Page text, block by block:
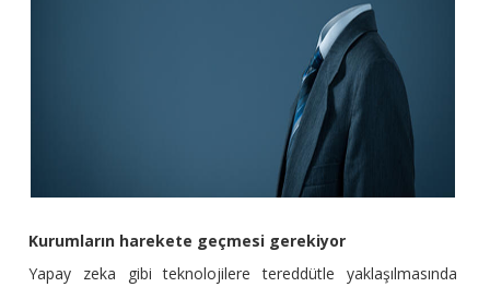
Kurumların harekete geçmesi gerekiyor
Yapay zeka gibi teknolojilere tereddütle yaklaşılmasında